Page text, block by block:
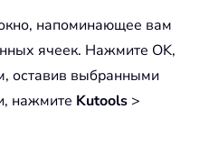
напоминающее вам
ячеек. Нажмите OK,
оставив выбранными
нажмите Kutools >